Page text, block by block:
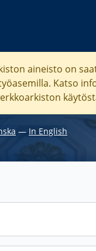
aineisto on
Katso
― In English